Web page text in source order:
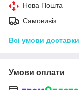
Нова Пошта
Самовивіз
Всі умови доставки
Умови оплати